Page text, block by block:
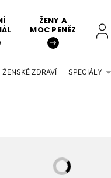
ŽENY A
MOC PENĚZ
ŽENSKÉ ZDRAVÍ SPECIÁLY